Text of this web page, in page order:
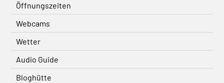
Öffnungszeiten
Webcams
Wetter
Audio Guide
Bloghütte